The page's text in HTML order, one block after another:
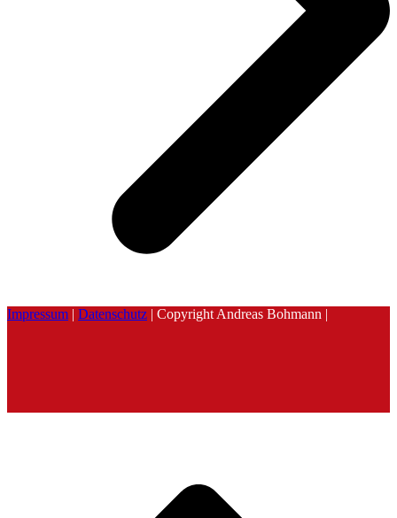
Impressum | Datenschutz | Copyright Andreas Bohmann |